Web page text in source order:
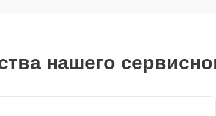
нашего